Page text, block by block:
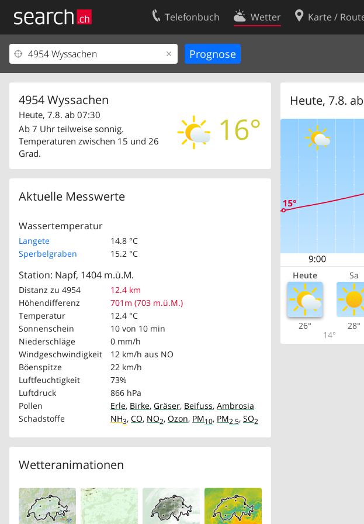
Telefonbuch Wetter Karte /
4954 Wyssachen
16°
Heute, 7.8. ab 07:30
Ab 7 Uhr teilweise sonnig.
Temperaturen zwischen 15 und 26
Grad.
Aktuelle Messwerte
Wassertemperatur
Langete
14.8 °C
Sperbelgraben
15.2 °C
Station: Napf, 1404 m.ü.M.
Distanz zu 4954
12.4 km
Höhendifferenz
701m (703 m.ü.M.)
Temperatur
12.4 °C
Sonnenschein
10 von 10 min
Niederschläge
0 mm/h
Windgeschwindigkeit
12 km/h aus NO
Böenspitze
22 km/h
Luftfeuchtigkeit
73%
Luftdruck
866 hPa
Pollen
Erle, Birke, Gräser, Beifuss, Ambrosia
Schadstoffe
NH3, CO, NO2, Ozon, PM10, PM2.5, SO2
Wetteranimationen
Heute, 7.8.
Heute Sa
26°
14°
28°
Ihr Eintrag
Kundencenter Geschäftskunden
Kontakt
Nutzungsbedingungen